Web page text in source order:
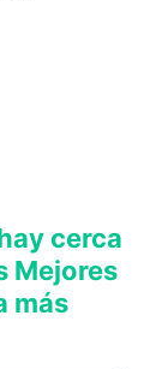
cerca
Mejores
más